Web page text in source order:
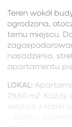
Teren wokół
ogrodzona,
temu miejscu.
nasadzenia,
apartamentu
LOKAL:
29,60 m2.
wejście z klatki